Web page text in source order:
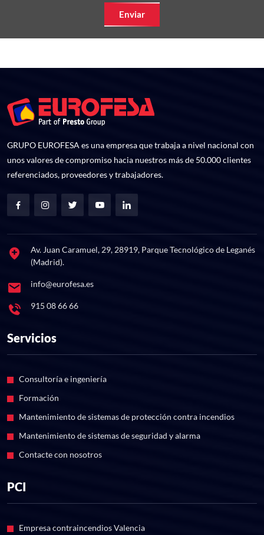
Enviar
GRUPO EUROFESA es una empresa que trabaja a nivel nacional con
unos valores de compromiso hacia nuestros más de 50.000 clientes
referenciados, proveedores y trabajadores.
Av. Juan Caramuel, 29, 28919, Parque Tecnológico de Leganés
(Madrid).
info@eurofesa.es
915 08 66 66
Servicios
Consultoría e ingeniería
Formación
Mantenimiento de sistemas de protección contra incendios
Mantenimiento de sistemas de seguridad y alarma
Contacte con nosotros
PCI
Empresa contraincendios Valencia